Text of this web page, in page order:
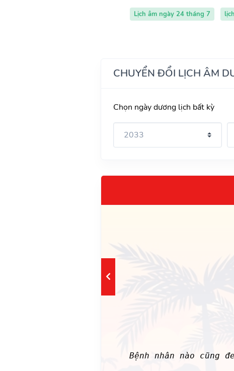
Lịch âm ngày 24 tháng 7
CHUYỂN ĐỔI LỊCH ÂM
Chọn ngày dương lịch bất kỳ
Bệnh nhân nào